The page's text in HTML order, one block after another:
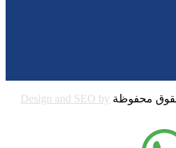
Design and SEO by